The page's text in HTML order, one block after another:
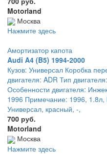
Motorland
Москва
Нажмите здесь
Амортизатор капота
Audi A4 (B5) 1994-2000
Кузов: Универсал Коробка
двигателя: ADR Тип
Особенности двигателя:
1996 Примечание: 1996, 1.8л,
Универсал, красный, -,
700 руб.
Motorland
Москва
Нажмите здесь